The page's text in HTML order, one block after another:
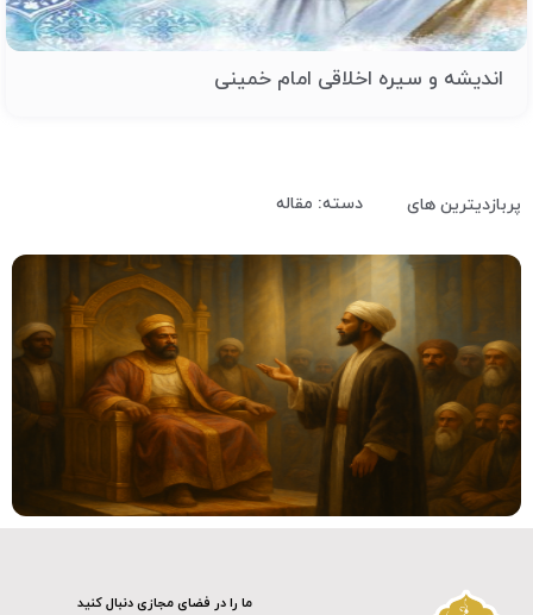
اندیشه و سیره اخلاقی امام خمینی
پربازدیترین های دسته: مقاله
متن کوتاه
ما را در فضای مجازی دنبال کنید